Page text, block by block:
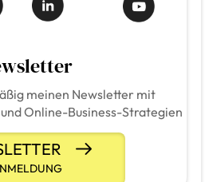
meinen Newsletter mit
Online-Business-Strategien